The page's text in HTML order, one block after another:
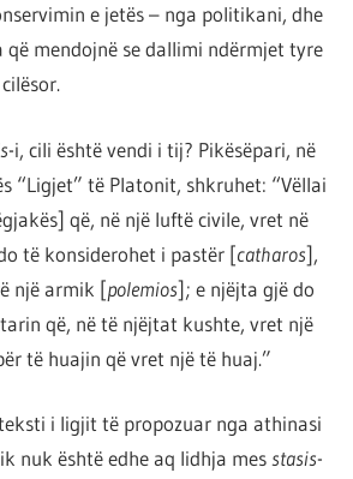
e jetës – nga politikani, dhe
mendojnë se dallimi ndërmjet tyre
-i, cili është vendi i tij? Pikësëpari, në
“Ligjet” të Platonit, shkruhet: “Vëllai
që, në një luftë civile, vret në
të konsiderohet i pastër [catharos],
një armik [polemios]; e njëjta gjë do
që, në të njëjtat kushte, vret një
të huajin që vret një të huaj.”
i ligjit të propozuar nga athinasi
nuk është edhe aq lidhja messtasis-